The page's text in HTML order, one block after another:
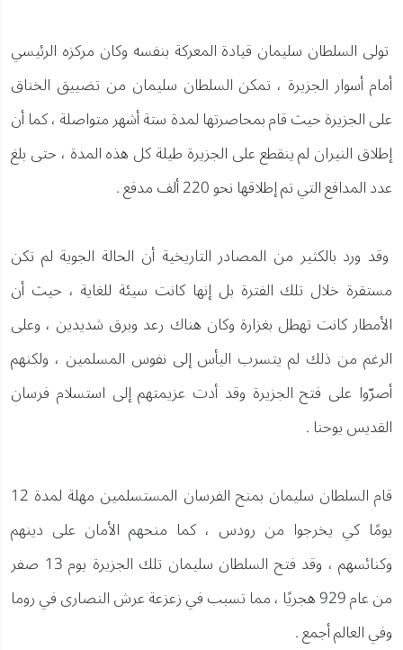
تولى السلطان سليمان قيادة المعركة بنفسه وكان مركزه الرئيسي
أمام أسوار الجزيرة ، تمكن السلطان سليمان من تضييق الخناق
على الجزيرة حيث قام بمحاصرتها لمدة ستة أشهر متواصلة ، كما أن
إطلاق النيران لم ينقطع على الجزيرة طيلة كل هذه المدة ، حتى بلغ
عدد المدافع التي تم إطلاقها نحو 220 ألف مدفع .
وقد ورد بالكثير من المصادر التاريخية أن الحالة الجوية لم تكن
مستقرة خلال تلك الفترة بل إنها كانت سيئة للغاية ، حيث أن
الأمطار كانت تهطل بغزارة وكان هناك رعد وبرق شديدين ، وعلى
الرغم من ذلك لم يتسرب اليأس إلى نفوس المسلمين ، ولكنهم
أصرّوا على فتح الجزيرة وقد أدت عزيمتهم إلى استسلام فرسان
القديس يوحنا .
قام السلطان سليمان بمنح الفرسان المستسلمين مهلة لمدة 12
يومًا كي يخرجوا من رودس ، كما منحهم الأمان على دينهم
وكنائسهم ، وقد فتح السلطان سليمان تلك الجزيرة يوم 13 صفر
من عام 929 هجريًا ، مما تسبب في زعزعة عرش النصارى في روما
وفي العالم أجمع .